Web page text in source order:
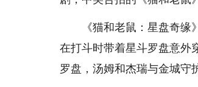
《猫和老鼠：星盘奇缘》
在打斗时带着星斗罗盘意外
罗盘，汤姆和杰瑞与金城守